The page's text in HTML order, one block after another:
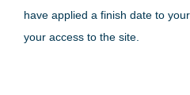
have applied a finish date to
your access to the site.